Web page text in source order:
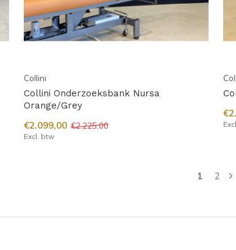
Collini
Collini Onderzoeksbank Nursa
Orange/Grey
€2.099,00 €2.225,00
Excl. btw
1 2